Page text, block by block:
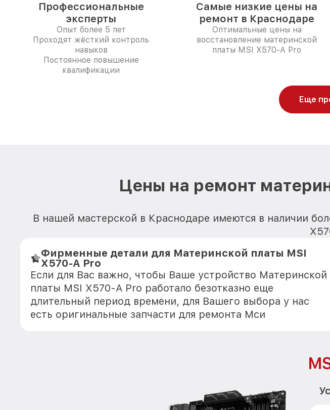
Профессиональные
эксперты
Опыт более 5 лет
Проходят жёсткий контроль
навыков
Постоянное повышение
квалификации
Самые низкие цены на
ремонт в Краснодаре
Оптимальные цены на
восстановление материнской
платы MSI X570-A Pro
Еще
Цены на ремонт
В нашей мастерской в Краснодаре имеются в наличии
Фирменные детали для Материнской платы MSI
X570-A Pro
Если для Вас важно, чтобы Ваше устройство Материнской
платы MSI X570-A Pro работало безотказно еще
длительный период времени, для Вашего выбора у нас
есть оригинальные запчасти для ремонта Мси